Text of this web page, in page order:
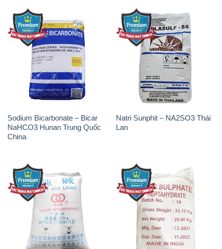
Sodium Bicarbonate – Bicar
NaHCO3 Hunan Trung Quốc
China
Natri Sunphit – NA2SO3 Thái
Lan